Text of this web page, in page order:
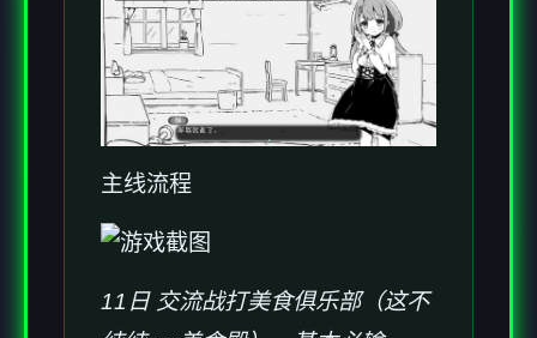
主线流程
11日 交流战打美食俱乐部（这不